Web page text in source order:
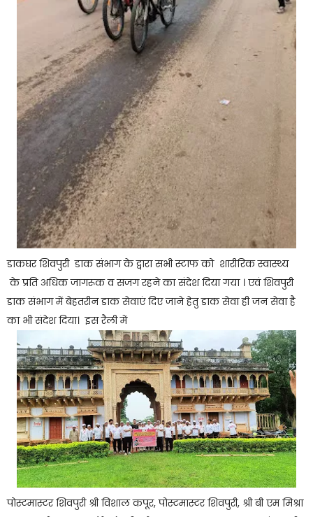
डाकघर शिवपुरी डाक संभाग के द्वारा सभी स्टाफ को शारीरिक स्वास्थ्य
के प्रति अधिक जागरूक व सजग रहने का संदेश दिया गया । एवं शिवपुरी
डाक संभाग में बेहतरीन डाक सेवाएं दिए जाने हेतु डाक सेवा ही जन सेवा है
का भी संदेश दिया। इस रैली में
पोस्टमास्टर शिवपुरी श्री विशाल कपूर, पोस्टमास्टर शिवपुरी, श्री बी एम मिश्रा